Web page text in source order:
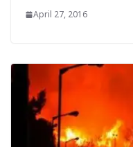
April 27, 2016